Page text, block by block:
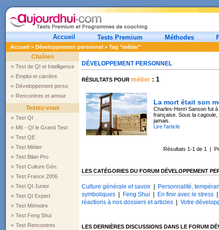
Accueil Tests Premium Méthodes
Accueil > Développement personnel > Tag "métier"
Chaînes
» Test de QI et Intelligence
» Emploi et carrière
» Développement perso
» Rencontres et amour
Testez-vous
» Test QI
» M6 - QI le Grand Test
» Test QE
» Test Métier
» Test Bilan Pro
» Test Culture Gén.
» Test France 2006
» Test QI Junior
» Test QI Expert
» Test Mémoire
» Test Feng Shui
» Test Rencontres
DÉVELOPPEMENT PERSONNEL
RÉSULTATS POUR métier : 1
La mort était son
Charles-Henri Sanson fut
française. Sous la
jamais.
Lire l'article
Résultats 1-1 de 1 |
LES CATÉGORIES DU FORUM DÉVELOPPEMENT
Culture générale et savoir
Personnalité,
symboliques
Feng Shui En finir avec le stress
réactions à nos dossiers et articles
Votre
LES DERNIÈRES DISCUSSIONS DANS LE FORUM